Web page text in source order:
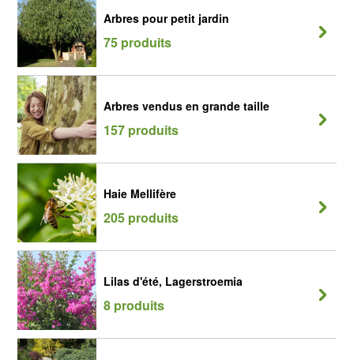
Arbres pour petit jardin
75 produits
Arbres vendus en grande taille
157 produits
Haie Mellifère
205 produits
Lilas d'été, Lagerstroemia
8 produits